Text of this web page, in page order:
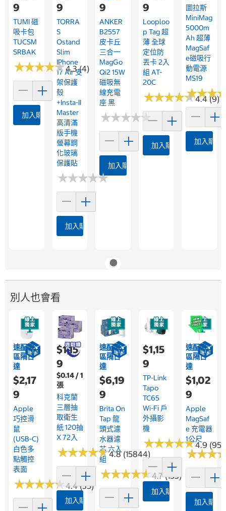
9
TUMI 磁
吸卡包
TUCSM
SRBAK
★★★★★
★★★★★4.3 (4)
加入購物車
9
TORRA
S
Ostand
Slim
IPhone
17 Air 支
架保護
殼
+Insta-II
Master
高清滿
版手機
螢幕鋼
化玻璃
保護貼
★★★★★
★★★★★
加入購物車
9
ANKER
B2557
皮卡丘
三合一
MagGo
Qi2 15W
磁吸無
線充電
座 黑
★★★★★
★★★★★
加入購物車
9
Looploo
P Tag 超
薄 全球
定位防
丟卡 2入
組 AT-
20C
★★★★★
★★★★★4.4 (9)
加入購物車
圖拉斯
MiniMag
5000m
Ah 超薄
MagSaf
E磁吸行
動電源
MS19
★★★
★★★
加入購物
別人也會看
速配限
區隔日
達
$2,17
9
Apple
巧控滑
鼠
(USB‑C)
白色多
點觸控
表面
★★★★★
★★★★★4.4 (35)
$1,15
9
$0.14 / 1
張
科克蘭
三層抽
取衛生
紙 120抽
X 72入
★★★★★
★★★★★4.8 (15844)
加入購物車
速配限
區隔日
達
$6,19
9
Brita On
Tap 龍
頭式濾
水器濾
芯 六入
組
★★★★★
★★★★★4.7 (153)
$1,15
9
TP-Link
Tapo
TC65
Wi-Fi 戶
外攝影
機
★★★★★
★★★★★4.9 (95)
加入購物車
速配限
區隔日
達
$1,02
9
Apple
MagSaf
E 充電器
1公尺
★★★
★★★
加入購物